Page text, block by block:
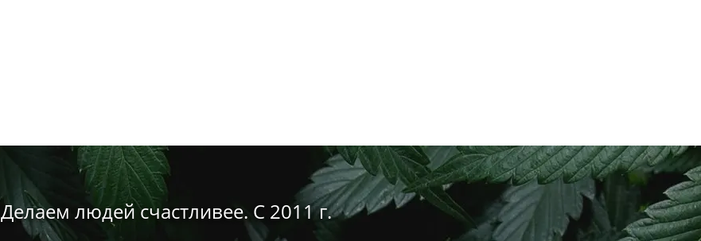
Делаем людей счастливее. С 2011 г.